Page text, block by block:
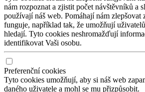
nám rozpoznat a zjistit počet návštěvníků a
používají náš web. Pomáhají nám zlepšovat
funguje, například tak, že umožňují
hledají. Tyto cookies neshromažďují
identifikovat Vaši osobu.
Preferenční cookies
Tyto cookies umožňují, aby si náš web
daného uživatele a mohl se mu přizpůsobit.